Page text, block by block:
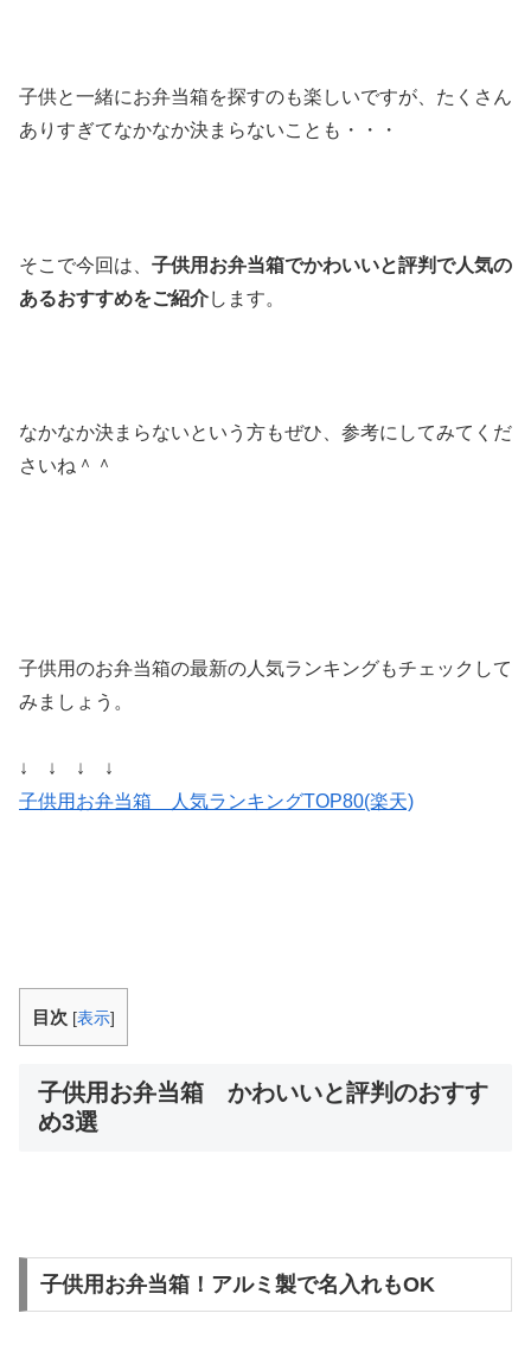
子供と一緒にお弁当箱を探すのも楽しいですが、たくさん
ありすぎてなかなか決まらないことも・・・
そこで今回は、 子供用お弁当箱でかわいいと評判で人気の
あるおすすめをご紹介します。
なかなか決まらないという方もぜひ、参考にしてみてくだ
さいね＾＾
子供用のお弁当箱の最新の人気ランキングもチェックして
みましょう。
↓ ↓ ↓ ↓
子供用お弁当箱 人気ランキングTOP80(楽天)
目次 [表示]
子供用お弁当箱 かわいいと評判のおすす
め3選
子供用お弁当箱！アルミ製で名入れもOK